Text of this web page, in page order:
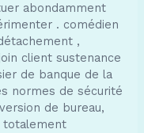
abondamment
. comédien
,
client sustenance
de banque de la
normes de sécurité
de bureau,
totalement